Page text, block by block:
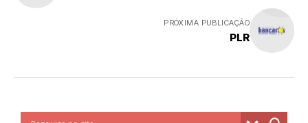
PRÓXIMA PUBLICAÇÃO
PLR